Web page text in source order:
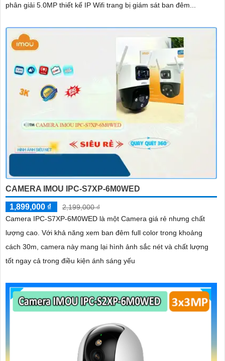
phân giải 5.0MP thiết kế IP Wifi trang bị giám sát ban đêm...
CAMERA IMOU IPC-S7XP-6M0WED
1,899,000 ₫
2,199,000 ₫
Camera IPC-S7XP-6M0WED là một Camera giá rẻ nhưng chất
lượng cao. Với khả năng xem ban đêm full color trong khoảng
cách 30m, camera này mang lại hình ảnh sắc nét và chất lượng
tốt ngay cả trong điều kiện ánh sáng yếu